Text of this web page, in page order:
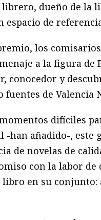
dueño de la
espacio de
los
a la figura de
conocedor y
fuentes de Valencia
difíciles
-han añadido-,
de novelas de
con la labor
libro en su